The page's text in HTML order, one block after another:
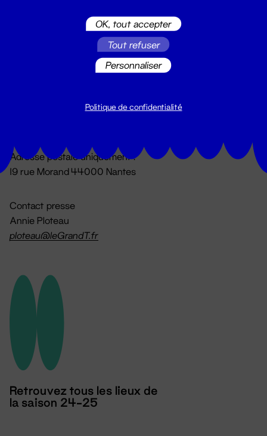
Du lundi au vendredi 14h → 18h
Adresse postale uniquement :
19 rue Morand 44000 Nantes
Contact presse
Annie Ploteau
ploteau@leGrandT.fr
Retrouvez tous les lieux de
la saison 24-25
OK, tout accepter
Tout refuser
Personnaliser
Politique de confidentialité